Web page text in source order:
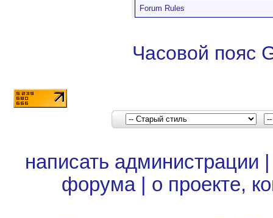
Forum Rules
Часовой пояс
написать администрации
форума| о проекте,